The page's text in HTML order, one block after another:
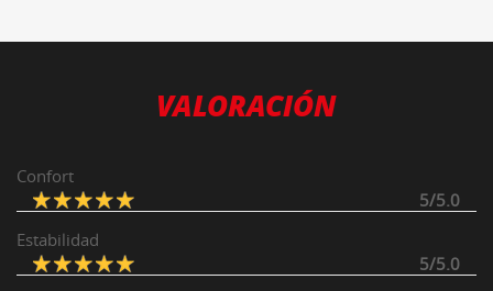
VALORACIÓN
Confort
5/5.0
Estabilidad
5/5.0